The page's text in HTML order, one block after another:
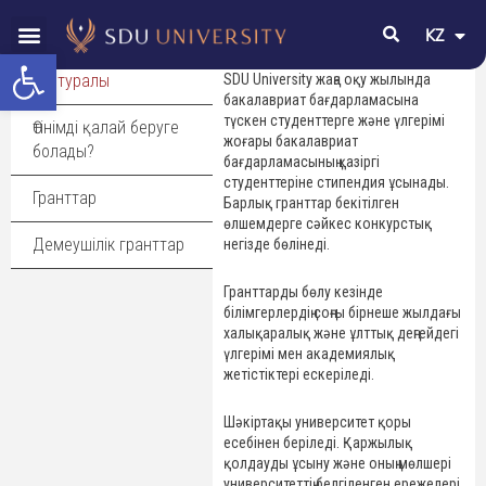
Open toolbar
KZ
EN
Біз туралы
Өтінімді қалай беруге
болады?
Гранттар
Демеушілік гранттар
SDU University жаңа оқу жылында
бакалавриат бағдарламасына
түскен студенттерге және үлгерімі
жоғары бакалавриат
бағдарламасының қазіргі
студенттеріне стипендия ұсынады.
Барлық гранттар бекітілген
өлшемдерге сәйкес конкурстық
негізде бөлінеді.
Гранттарды бөлу кезінде
білімгерлердің соңғы бірнеше жылдағы
халықаралық және ұлттық деңгейдегі
үлгерімі мен академиялық
жетістіктері ескеріледі.
Шәкіртақы университет қоры
есебінен беріледі. Қаржылық
қолдауды ұсыну және оның мөлшері
1-қадам:
2-қадам:
3-қадам:
Мұқтаж топтарға бағытталған
Qazaq Republic шәкіртақысы
Qazaq Republic шәкіртақы қабылдау
комиссиясы немесе тиісті
мамандық бағдарламасы бойынша
SDU талапкерлері атанған немесе
қабылдау комиссиясы ұсынған
тізімге енгізілген Қазақстан
және келесі шарттардың біреуіне
немесе бірнешеуіне сәйкес келетін
студенттерге беріледі:
– жетім балалар немесе ата-
балалар;
– I, II және III топтағы мүгедектер;
– көп балалы отбасылардан шыққан